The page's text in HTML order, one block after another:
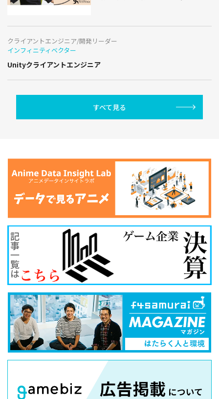
クライアントエンジニア/開発リーダー
インフィニティベクター
Unityクライアントエンジニア
すべて見る